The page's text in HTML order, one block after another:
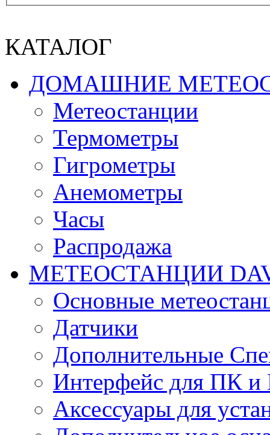
КАТАЛОГ
ДОМАШНИЕ
Метеостанции
Термометры
Гигрометры
Анемометры
Часы
Распродажа
МЕТЕОСТАНЦИИ
Основные
Датчики
Дополнительные
Интерфейс для ПК
Аксессуары для